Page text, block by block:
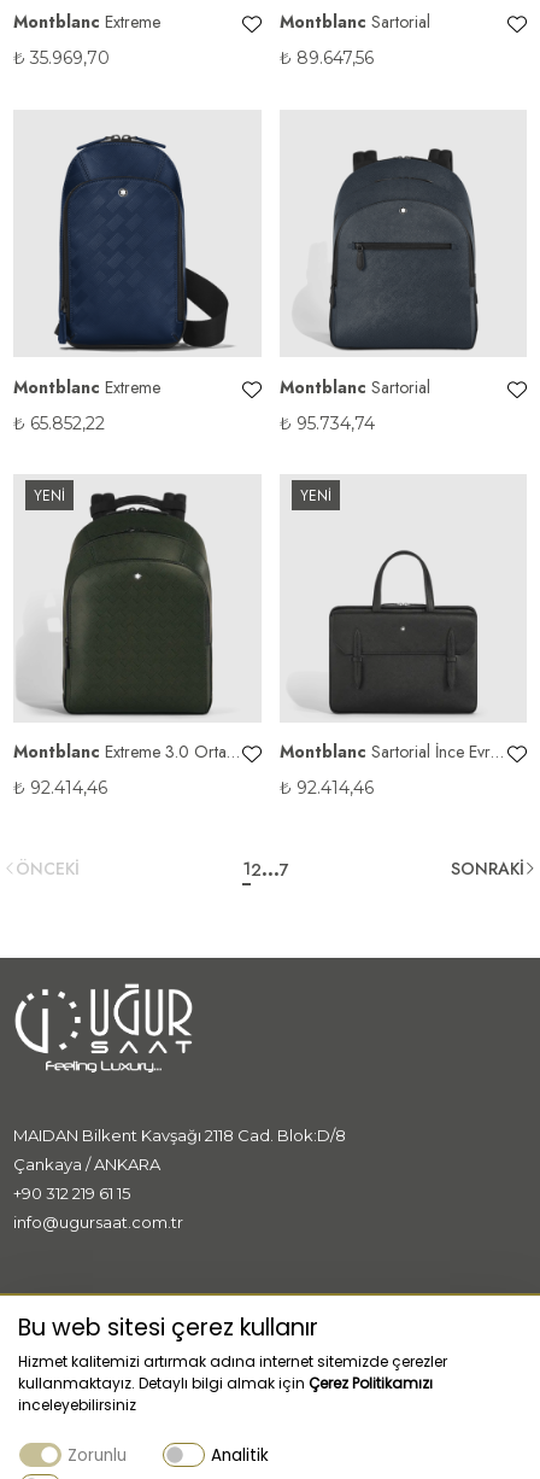
Montblanc Extreme
₺ 35.969,70
Montblanc Sartorial
₺ 89.647,56
Montblanc Extreme
₺ 65.852,22
Montblanc Sartorial
₺ 95.734,74
YENİ
Montblanc Extreme 3.0 Orta
Sırt Çantası 3'lü
₺ 92.414,46
YENİ
Montblanc
Çantası
₺ 92.414,46
ÖNCEKİ 12...7 SONRAKİ
MAIDAN Bilkent Kavşağı 2118 Cad. Blok:D/8
Çankaya / ANKARA
+90 312 219 61 15
info@ugursaat.com.tr
MARKALAR
KURUMSAL
Bu web sitesi çerez kullanır
Hizmet kalitemizi artırmak adına internet sitemizde çerezler
kullanmaktayız. Detaylı bilgi almak için Çerez Politikamızı
inceleyebilirsiniz
Zorunlu
Analitik